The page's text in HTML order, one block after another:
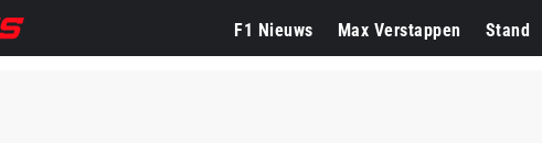
F1 Nieuws Max Verstappen Stand